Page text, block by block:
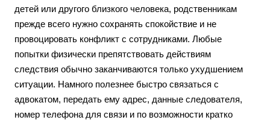
детей или другого близкого человека, родственникам
прежде всего нужно сохранять спокойствие и не
провоцировать конфликт с сотрудниками. Любые
попытки физически препятствовать действиям
следствия обычно заканчиваются только ухудшением
ситуации. Намного полезнее быстро связаться с
адвокатом, передать ему адрес, данные следователя,
номер телефона для связи и по возможности кратко